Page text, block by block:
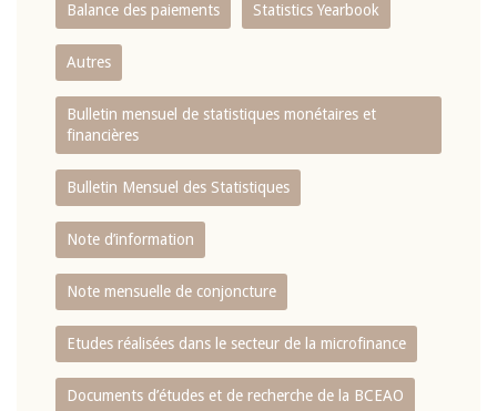
Balance des paiements Statistics Yearbook
Autres
Bulletin mensuel de statistiques monétaires et
financières
Bulletin Mensuel des Statistiques
Note d’information
Note mensuelle de conjoncture
Etudes réalisées dans le secteur de la microfinance
Documents d’études et de recherche de la BCEAO